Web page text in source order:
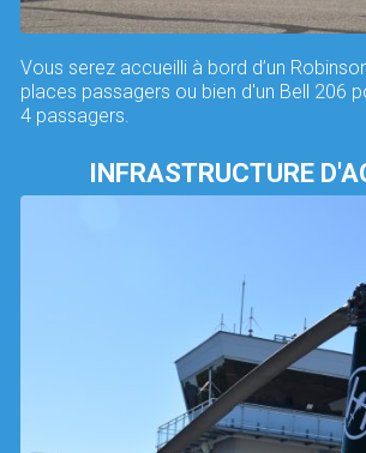
Vous serez accueilli à bord d’un
places passagers ou bien d'un Bell 206
4 passagers.
INFRASTRUCTURE